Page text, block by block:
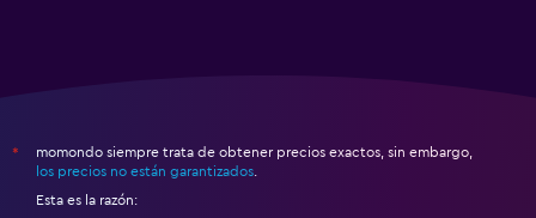
*
momondo siempre trata de obtener precios exactos, sin embargo,
los precios no están garantizados
Esta es la razón: